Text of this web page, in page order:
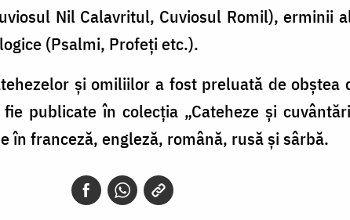
Nil Calavritul, Cuviosul Romil), erminii
(Psalmi, Profeţi etc.).
şi omiliilor a fost preluată de obştea
publicate în colecţia „Cateheze şi
în franceză, engleză, română, rusă şi sârbă.